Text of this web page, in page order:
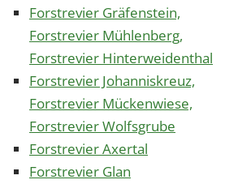
Forstrevier Gräfenstein,
Forstrevier Mühlenberg,
Forstrevier Hinterweidenthal
Forstrevier Johanniskreuz,
Forstrevier Mückenwiese,
Forstrevier Wolfsgrube
Forstrevier Axertal
Forstrevier Glan